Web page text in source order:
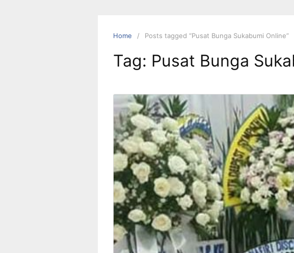
Home Posts tagged “Pusat Bunga Sukabumi Online”
Tag: Pusat Bunga